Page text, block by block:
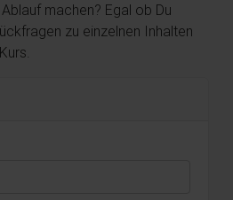
machen? Egal ob Du
zu einzelnen Inhalten